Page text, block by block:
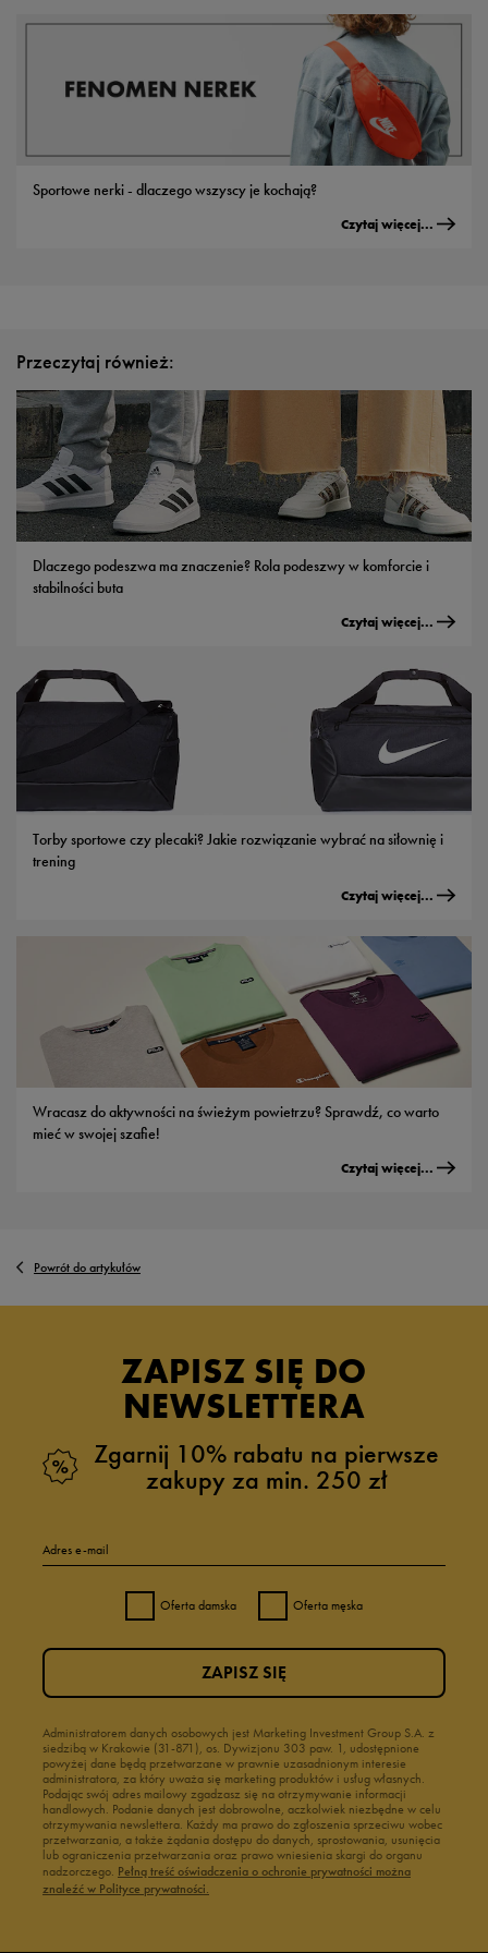
Sportowe nerki - dlaczego wszyscy je kochają?
Czytaj więcej...
Przeczytaj również:
Dlaczego podeszwa ma znaczenie? Rola podeszwy w komforcie i
stabilności buta
Czytaj więcej...
Torby sportowe czy plecaki? Jakie rozwiązanie wybrać na siłownię i
trening
Czytaj więcej...
Wracasz do aktywności na świeżym powietrzu? Sprawdź, co warto
mieć w swojej szafie!
Czytaj więcej...
Powrót do artykułów
ZAPISZ SIĘ DO
NEWSLETTERA
Zgarnij 10% rabatu na pierwsze
zakupy za min. 250 zł
Adres e-mail
Oferta damska Oferta męska
Administratorem danych osobowych jest Marketing Investment Group S.A. z
siedzibą w Krakowie (31-871), os. Dywizjonu 303 paw. 1, udostępnione
powyżej dane będą przetwarzane w prawnie uzasadnionym interesie
administratora, za który uważa się marketing produktów i usług własnych.
Podając swój adres mailowy zgadzasz się na otrzymywanie informacji
handlowych. Podanie danych jest dobrowolne, aczkolwiek niezbędne w celu
otrzymywania newslettera. Każdy ma prawo do zgłoszenia sprzeciwu wobec
przetwarzania, a także żądania dostępu do danych, sprostowania, usunięcia
lub ograniczenia przetwarzania oraz prawo wniesienia skargi do organu
nadzorczego. Pełną treść oświadczenia o ochronie prywatności można
znaleźć w Polityce prywatności.
ZAPISZ SIĘ